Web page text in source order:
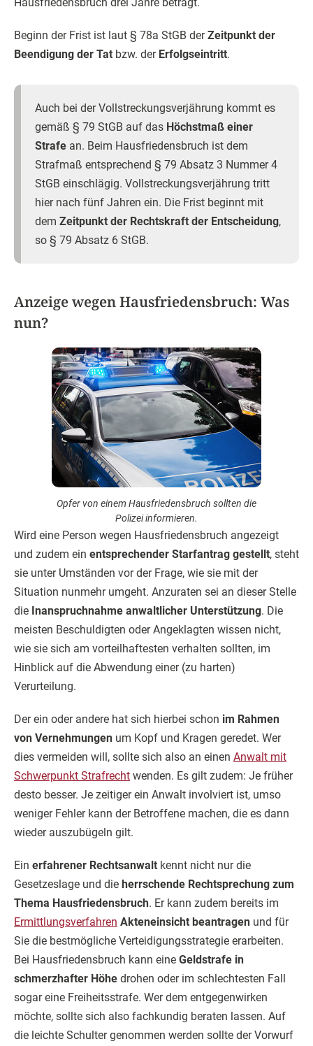
Beginn der Frist ist laut § 78a StGB derZeitpunkt der
Beendigung der Tat bzw. der Erfolgseintritt.
Auch bei der Vollstreckungsverjährung kommt es
gemäß § 79 StGB auf das Höchstmaß einer
Strafe an. Beim Hausfriedensbruch ist dem
Strafmaß entsprechend § 79 Absatz 3 Nummer 4
StGB einschlägig. Vollstreckungsverjährung tritt
hier nach fünf Jahren ein. Die Frist beginnt mit
dem Zeitpunkt der Rechtskraft der Entscheidung,
so § 79 Absatz 6 StGB.
Anzeige wegen Hausfriedensbruch: Was
nun?
Opfer von einem Hausfriedensbruch sollten die
Polizei informieren.
Wird eine Person wegen Hausfriedensbruch angezeigt
und zudem ein entsprechender Starfantrag gestellt, steht
sie unter Umständen vor der Frage, wie sie mit der
Situation nunmehr umgeht. Anzuraten sei an dieser Stelle
die Inanspruchnahme anwaltlicher Unterstützung. Die
meisten Beschuldigten oder Angeklagten wissen nicht,
wie sie sich am vorteilhaftesten verhalten sollten, im
Hinblick auf die Abwendung einer (zu harten)
Verurteilung.
Der ein oder andere hat sich hierbei schon im Rahmen
von Vernehmungen um Kopf und Kragen geredet. Wer
dies vermeiden will, sollte sich also an einen Anwalt mit
Schwerpunkt Strafrecht wenden. Es gilt zudem: Je früher
desto besser. Je zeitiger ein Anwalt involviert ist, umso
weniger Fehler kann der Betroffene machen, die es dann
wieder auszubügeln gilt.
Ein erfahrener Rechtsanwalt kennt nicht nur die
Gesetzeslage und die herrschende Rechtsprechung zum
Thema Hausfriedensbruch. Er kann zudem bereits im
Ermittlungsverfahren Akteneinsicht beantragen und für
Sie die bestmögliche Verteidigungsstrategie erarbeiten.
Bei Hausfriedensbruch kann eine Geldstrafe in
schmerzhafter Höhe drohen oder im schlechtesten Fall
sogar eine Freiheitsstrafe. Wer dem entgegenwirken
möchte, sollte sich also fachkundig beraten lassen. Auf
die leichte Schulter genommen werden sollte der Vorwurf